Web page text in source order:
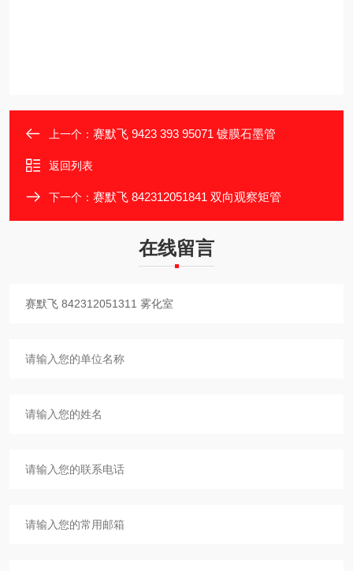
上一个： 赛默飞 9423 393 95071 镀膜石墨管
返回列表
下一个： 赛默飞 842312051841 双向观察矩管
在线留言